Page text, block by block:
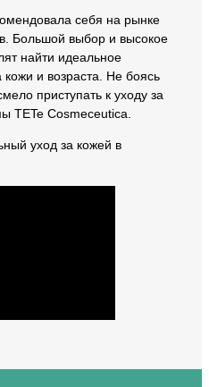
себя на рынке
Большой выбор и высокое
найти идеальное
и возраста. Не боясь
приступать к уходу за
TETe Cosmeceutica.
уход за кожей в